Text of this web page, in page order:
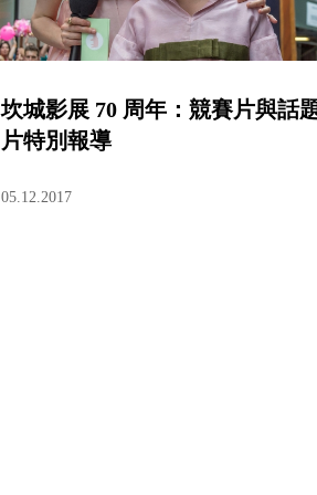
坎城影展 70 周年：競賽片與話
片特別報導
05.12.2017